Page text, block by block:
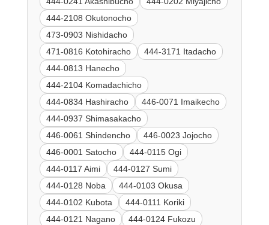
444-2108 Okutonocho
473-0903 Nishidacho
471-0816 Kotohiracho
444-3171 Itadacho
444-0813 Hanecho
444-2104 Komadachicho
444-0834 Hashiracho
446-0071 Imaikecho
444-0937 Shimasakacho
446-0061 Shindencho
446-0023 Jojocho
446-0001 Satocho
444-0115 Ogi
444-0117 Aimi
444-0127 Sumi
444-0128 Noba
444-0103 Okusa
444-0102 Kubota
444-0111 Koriki
444-0121 Nagano
444-0124 Fukozu